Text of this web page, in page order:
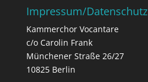
Impressum/Datenschutz
Kammerchor Vocantare
c/o Carolin Frank
Münchener Straße 26/27
10825 Berlin